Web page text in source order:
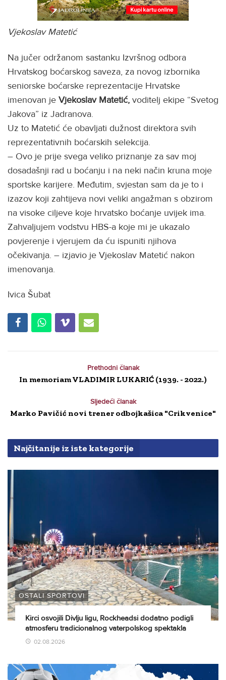
Vjekoslav Matetić
Na jučer održanom sastanku Izvršnog odbora
Hrvatskog boćarskog saveza, za novog izbornika
seniorske boćarske reprezentacije Hrvatske
imenovan je Vjekoslav Matetić, voditelj ekipe “Svetog
Jakova” iz Jadranova.
Uz to Matetić će obavljati dužnost direktora svih
reprezentativnih boćarskih selekcija.
– Ovo je prije svega veliko priznanje za sav moj
dosadašnji rad u boćanju i na neki način kruna moje
sportske karijere. Međutim, svjestan sam da je to i
izazov koji zahtijeva novi veliki angažman s obzirom
na visoke ciljeve koje hrvatsko boćanje uvijek ima.
Zahvaljujem vodstvu HBS-a koje mi je ukazalo
povjerenje i vjerujem da ću ispuniti njihova
očekivanja. – izjavio je Vjekoslav Matetić nakon
imenovanja.
Ivica Šubat
Prethodni članak
In memoriam VLADIMIR LUKARIĆ (1939. - 2022.)
Sljedeći članak
Marko Pavičić novi trener odbojkašica "Crikvenice"
Najčitanije iz iste kategorije
OSTALI SPORTOVI
Kirci osvojili Divlju ligu, Rockheadsi dodatno podigli
atmosferu tradicionalnog vaterpolskog spektakla
02.08.2026